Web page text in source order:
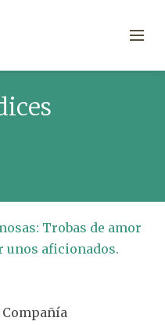
Trobas de amor
unos aficionados.